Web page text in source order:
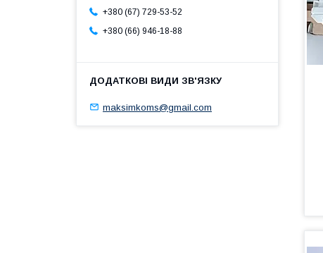
+380 (67) 729-53-52
+380 (66) 946-18-88
maksimkoms@gmail.com